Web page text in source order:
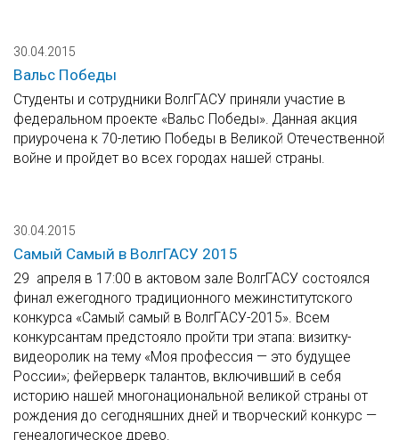
30.04.2015
Вальс Победы
Студенты и сотрудники ВолгГАСУ приняли участие в
федеральном проекте «Вальс Победы». Данная акция
приурочена к 70-летию Победы в Великой Отечественной
войне и пройдет во всех городах нашей страны.
30.04.2015
Самый Самый в ВолгГАСУ 2015
29 апреля в 17:00 в актовом зале ВолгГАСУ состоялся
финал ежегодного традиционного межинститутского
конкурса «Самый самый в ВолгГАСУ-2015». Всем
конкурсантам предстояло пройти три этапа: визитку-
видеоролик на тему «Моя профессия — это будущее
России»; фейерверк талантов, включивший в себя
историю нашей многонациональной великой страны от
рождения до сегодняшних дней и творческий конкурс —
генеалогическое древо.